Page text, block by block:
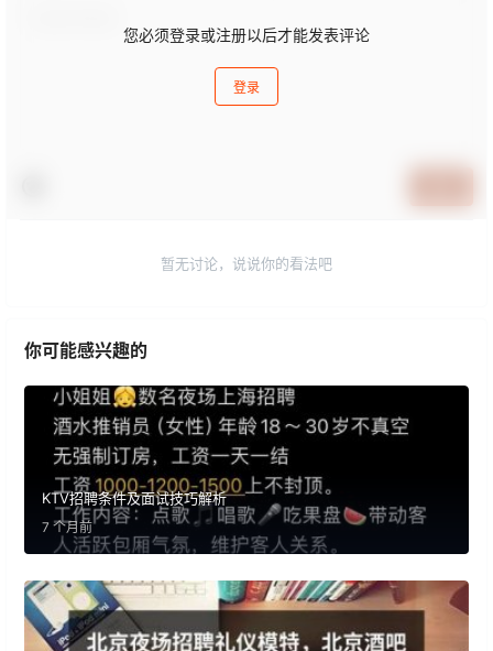
您必须登录或注册以后才能发表评论
登录
暂无讨论，说说你的看法吧
你可能感兴趣的
KTV招聘条件及面试技巧解析
7 个月前